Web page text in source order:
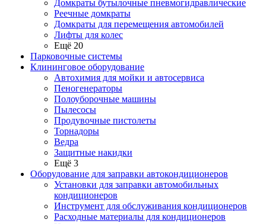
Домкраты бутылочные пневмогидравлические
Реечные домкраты
Домкраты для перемещения автомобилей
Лифты для колес
Ещё 20
Парковочные системы
Клининговое оборудование
Автохимия для мойки и автосервиса
Пеногенераторы
Полоуборочные машины
Пылесосы
Продувочные пистолеты
Торнадоры
Ведра
Защитные накидки
Ещё 3
Оборудование для заправки автокондиционеров
Установки для заправки автомобильных
кондиционеров
Инструмент для обслуживания кондиционеров
Расходные материалы для кондиционеров